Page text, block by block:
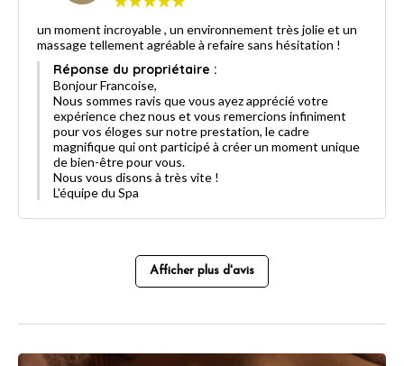
un moment incroyable , un environnement très jolie et un
massage tellement agréable à refaire sans hésitation !
Réponse du propriétaire :
Bonjour Francoise,
Nous sommes ravis que vous ayez apprécié votre
expérience chez nous et vous remercions infiniment
pour vos éloges sur notre prestation, le cadre
magnifique qui ont participé à créer un moment unique
de bien-être pour vous.
Nous vous disons à très vite !
L'équipe du Spa
Afficher plus d'avis